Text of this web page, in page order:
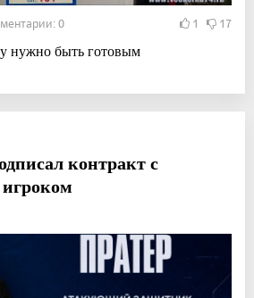
0 1 17
нужно быть готовым
контракт с